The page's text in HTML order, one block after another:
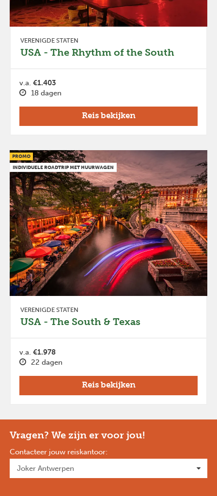
VERENIGDE STATEN
USA - The Rhythm of the South
v.a. €1.403
18 dagen
Reis bekijken
PROMO
INDIVIDUELE ROADTRIP MET HUURWAGEN
VERENIGDE STATEN
USA - The South & Texas
v.a. €1.978
22 dagen
Reis bekijken
Vragen? We zijn er voor jou!
Contacteer jouw reiskantoor: